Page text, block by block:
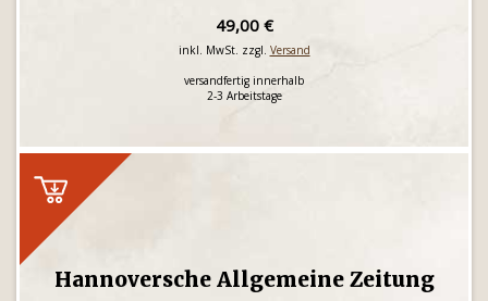
49,00 €
inkl. MwSt. zzgl. Versand
versandfertig innerhalb
2-3 Arbeitstage
Hannoversche Allgemeine Zeitung